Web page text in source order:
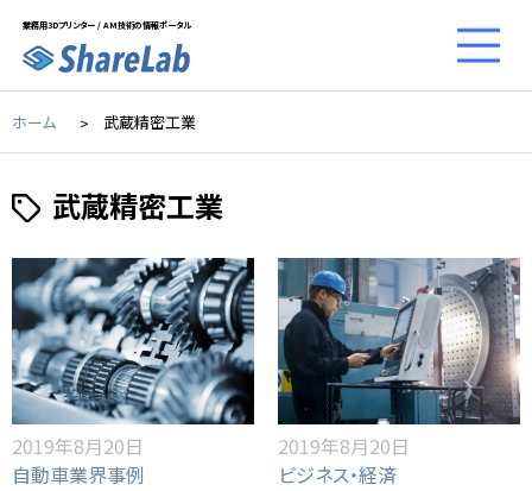
業務用3Dプリンター / AM技術の情報ポータル
ホーム 武蔵精密工業
武蔵精密工業
2019年8月20日
自動車業界事例
2019年8月20日
ビジネス・経済